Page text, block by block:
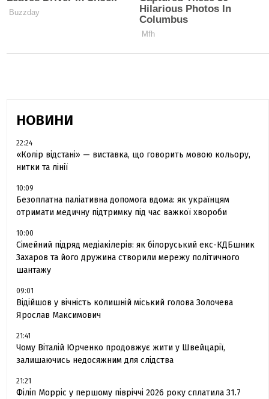
НОВИНИ
22:24
«Колір відстані» — виставка, що говорить мовою кольору,
нитки та лінії
10:09
Безоплатна паліативна допомога вдома: як українцям
отримати медичну підтримку під час важкої хвороби
10:00
Сімейний підряд медіакілерів: як білоруський екс-КДБшник
Захаров та його дружина створили мережу політичного
шантажу
09:01
Відійшов у вічність колишній міський голова Золочева
Ярослав Максимович
21:41
Чому Віталій Юрченко продовжує жити у Швейцарії,
залишаючись недосяжним для слідства
21:21
Філіп Морріс у першому півріччі 2026 року сплатила 31.7